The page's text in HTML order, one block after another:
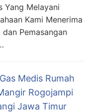
Yang Melayani
Kami Menerima
Pemasangan
Medis Rumah
Rogojampi
Jawa Timur